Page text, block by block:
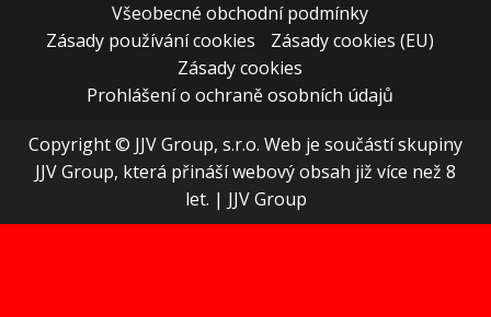
Všeobecné obchodní podmínky
Zásady používání cookies
Zásady cookies (EU)
Zásady cookies
Prohlášení o ochraně osobních údajů
Copyright © JJV Group, s.r.o. Web je součástí skupiny
JJV Group, která přináší webový obsah již více než 8
let. | JJV Group